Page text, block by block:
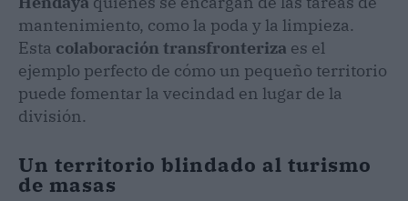
mantenimiento, como la poda y la limpieza.
Esta colaboración transfronteriza es el
ejemplo perfecto de cómo un pequeño territorio
puede fomentar la vecindad en lugar de la
división.
Un territorio blindado al turismo
de masas